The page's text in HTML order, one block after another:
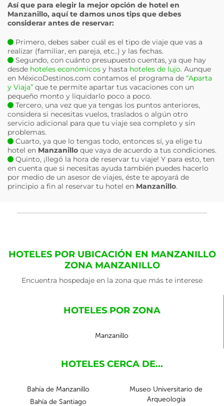
Así que para elegir la mejor opción de hotel en
Manzanillo, aquí te damos unos tips que debes
considerar antes de reservar:
Primero, debes saber cuál es el tipo de viaje que vas a
realizar (familiar, en pareja, etc..) y las fechas.
Segundo, con cuánto presupuesto cuentas, ya que hay
desde hoteles económicos y hasta hoteles de lujo. Aunque
en MéxicoDestinos.com contamos el programa de “Aparta
y Viaja” que te permite apartar tus vacaciones con un
pequeño monto y liquidarlo poco a poco.
Tercero, una vez que ya tengas los puntos anteriores,
considera si necesitas vuelos, traslados o algún otro
servicio adicional para que tu viaje sea completo y sin
problemas.
Cuarto, ya que lo tengas todo, entonces sí, ya elige tu
hotel en Manzanillo que vaya de acuerdo a tus condiciones.
Quinto, ¡llegó la hora de reservar tu viaje! Y para esto, ten
en cuenta que si necesitas ayuda también puedes hacerlo
por medio de un asesor de viajes, éste te apoyará de
principio a fin al reservar tu hotel en Manzanillo.
HOTELES POR UBICACIÓN EN MANZANILLO
ZONA MANZANILLO
Encuentra hospedaje en la zona que más te interese
HOTELES POR ZONA
Manzanillo
HOTELES CERCA DE...
Bahía de Manzanillo
Bahía de Santiago
Museo Universitario de
Arqueología